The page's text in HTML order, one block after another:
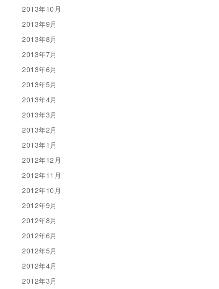
2013年10月
2013年9月
2013年8月
2013年7月
2013年6月
2013年5月
2013年4月
2013年3月
2013年2月
2013年1月
2012年12月
2012年11月
2012年10月
2012年9月
2012年8月
2012年6月
2012年5月
2012年4月
2012年3月